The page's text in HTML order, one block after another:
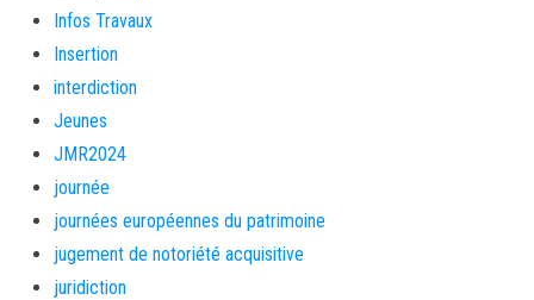
Infos Travaux
Insertion
interdiction
Jeunes
JMR2024
journée
journées européennes du patrimoine
jugement de notoriété acquisitive
juridiction